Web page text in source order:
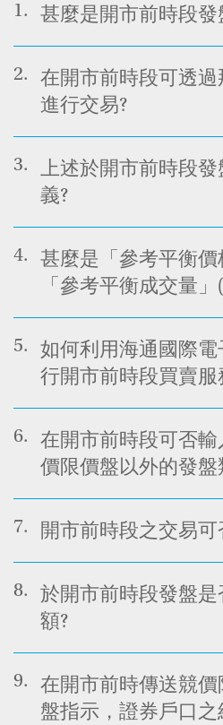
1. 甚麼是開市前時段發
2.
在開市前時段可透
進行交易?
3.
上述於開市前時段發
義?
4.
甚麼是「參考平衡價
「參考平衡成交量」
5.
如何利用海通國際
行開市前時段買賣服
6.
在開市前時段可否
價限價盤以外的發盤
7. 開市前時段之交易可
8.
於開市前時段發盤
額?
9.
在開市前時傳送競
盤指示，證券戶口之